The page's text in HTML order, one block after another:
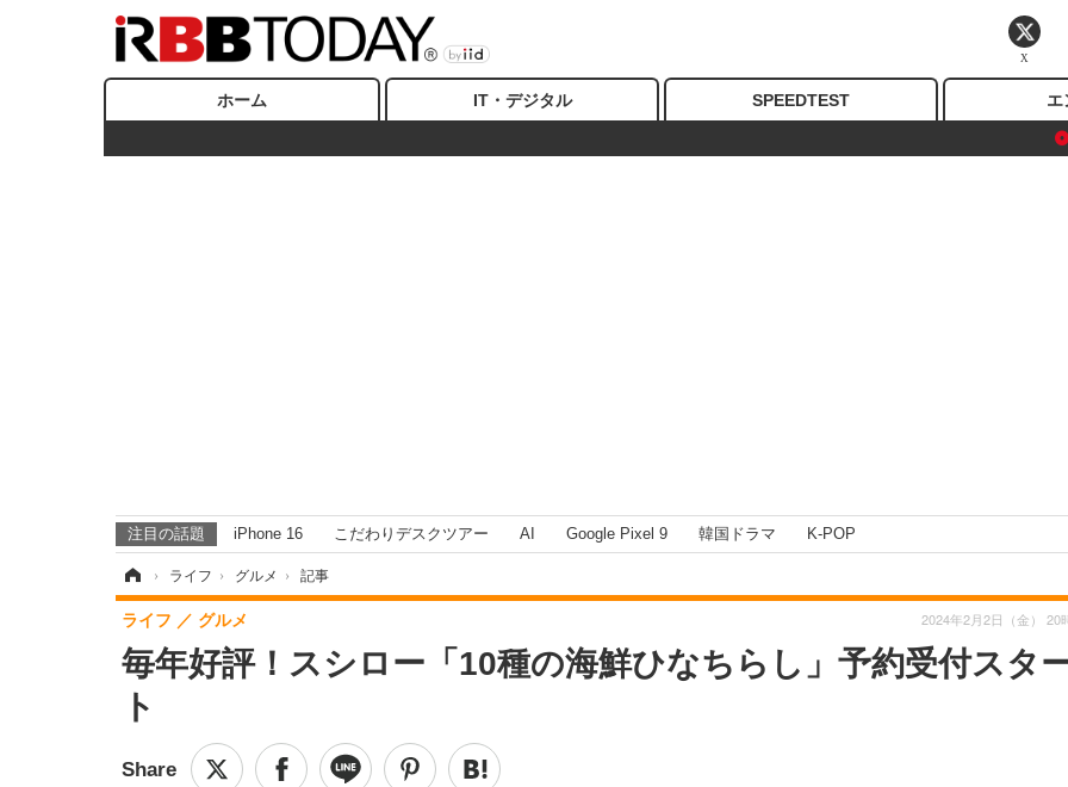
ホーム IT・デジタル SPEEDTEST エ
注目の話題 iPhone 16 こだわりデスクツアー AI Google Pixel 9 韓国ドラマ K-POP
› ライフ › グルメ › 記事
毎年好評！スシロー「10種の海鮮ひなちらし」予約受付スタ
ト
ライフ グルメ 2024年2月2日（金） 20
X